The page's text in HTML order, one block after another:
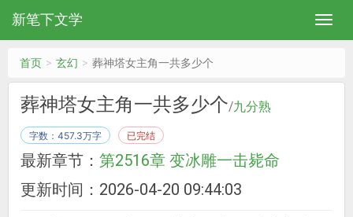
新笔下文学
首页 玄幻 葬神塔女主角一共多少个
葬神塔女主角一共多少个/九分熟
字数：457.3万字 已完结
最新章节： 第2516章 变冰雕一击毙命
更新时间：2026-04-20 09:44:03